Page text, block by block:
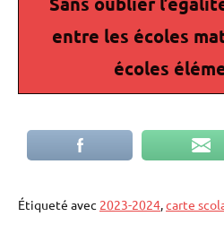
entre les écoles
écoles
Étiqueté avec 2023-2024,carte